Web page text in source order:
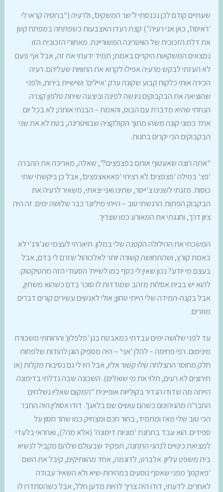
שעתיים קודם לכן נכנסתי ל'שר המשקים', ולרעיה ("ברוסיה קראו לי
'ראיסה', כאן אני רעיה") קצת רעדו האצבעות כשפתחה במפתח קטן
את דלת הזכוכית של הוויטרינה המשוריינת. מאחורי הזכוכית הזו
נמצאים המשקאות היקרים באמת; תמיד ידעתי את זה, אבל אף פעם
לא העזתי לבקש מרעיה אפילו לקרוא את התוויות שעליהם. רעיה
הכירה אותי כלקוח קבוע שקונה ערק 'איילים' ושישיית בירות, ולפני
שהוציאה את הבקבוקים ניגשה לפינה וביצעה שיחת טלפון קצרה.
הנחתי שהיא מדברת עם הבוס, והאמת – הבנתי אותה; לא בכל יום
אחד כמוני קונה משהו מתוך הקולקציה שבוויטרינה, בטח לא את שני
הבקבוקים הכי יקרים בחנות.
"אתה רוצה שאעטוף אותם בפצפצים?", שאלה, מאריכה את ההברה
'פצ' במילה 'פצפצים'.לא רציתי 'פאאאצפצים', אבל כן ביקשתי שתי
כוסות. מזגתי לשנינו צ'ייסר, שתינו ואני יצאתי, משאיר לרעיה את
הבקבוק הפתוח. הרגשתי טוב – הייתי מיליונר כבר שלושה ימים. זה היה
ציון דרך, וחגגתי את המאורע כמו שצריך.
המשכתי את ההילולה הקטנה שלי במלון. תיארתי לעצמי שג'ורג'י לא
באמת קורץ, ושהתחושה קשורה יותר לאלכוהול שזרם לי בדם, אבל
בעצם מי יודע? נכון שאין לי כסף כמו לשייח' הסעודי הזה מהטיקטוק.
להוא יש בבית אסלות מזהב שמודדות לו סוכר בדם כשהוא משתין,
אבל בקנה-המידה שלי הייתי טחון; אולי לאנשים עשירים קורים דברים
מוזרים.
עד לפני שלושה ימים עבדתי כמאבטח בגן 'פלפלון' והרווחתי משכורת
מינימום. רפי פחימה – להלן 'אני' – היה מספיק הוגן להודות שלפחות
חלק מחוסר ההצלחה שלו קשור אליו, אבל היו לי גם נסיבות מקלות (או
תירוצים לא רעים, תלוי את מי שואלים). השכונה שבה גדלתי בדימונה
הייתה מה שדוּדוּ הגדיר בקוּלִייות אופיינית "המקום שאליו נשלחים
החבר'ה מהגיהינום כשהם עושים שם בלאגן". דודו אסולין היה החבר
הכי טוב שלי מאז ומתמיד, בחור חכם ומצחיק כמו שחר חסון על
ספידים. הוא עבד בתחנת 'מוניות דימונה' (אלא מה?), ואחראי בלעדי
למציאת כינויים לנהגי התחנה, תפקיד שבעולם שלהם מקביל לנשיא
בית משפט עליון. אלברט, לדוגמה, אחד מהוותיקים, קיבל את השם
'פאקמן' מפני שאסף נוסעים במהירות-שיא ולא השאיר עבודה
לאחרים. לדעתי, דודו היה צריך להיות מדען חלל, אבל כשהסתדרו לו